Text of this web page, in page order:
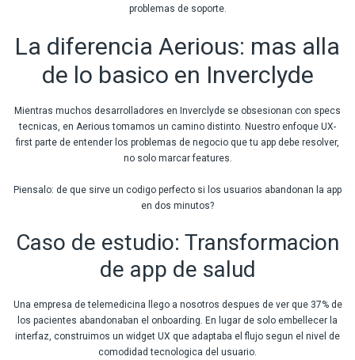
problemas de soporte.
La diferencia Aerious: mas alla
de lo basico en Inverclyde
Mientras muchos desarrolladores en Inverclyde se obsesionan con specs
tecnicas, en Aerious tomamos un camino distinto. Nuestro enfoque UX-
first parte de entender los problemas de negocio que tu app debe resolver,
no solo marcar features.
Piensalo: de que sirve un codigo perfecto si los usuarios abandonan la app
en dos minutos?
Caso de estudio: Transformacion
de app de salud
Una empresa de telemedicina llego a nosotros despues de ver que 37% de
los pacientes abandonaban el onboarding. En lugar de solo embellecer la
interfaz, construimos un widget UX que adaptaba el flujo segun el nivel de
comodidad tecnologica del usuario.